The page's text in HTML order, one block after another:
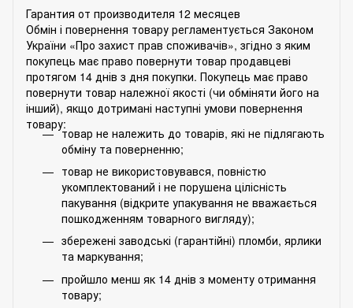
Гарантия от производителя 12 месяцев
Обмін і повернення товару регламентується Законом
України «Про захист прав споживачів», згідно з яким
покупець має право повернути товар продавцеві
протягом 14 днів з дня покупки. Покупець має право
повернути товар належної якості (чи обміняти його на
інший), якщо дотримані наступні умови повернення
товару:
товар не належить до товарів, які не підлягають
обміну та поверненню;
товар не використовувався, повністю
укомплектований і не порушена цілісність
пакування (відкрите упакування не вважається
пошкодженням товарного вигляду);
збережені заводські (гарантійні) пломби, ярлики
та маркування;
пройшло менш як 14 днів з моменту отримання
товару;